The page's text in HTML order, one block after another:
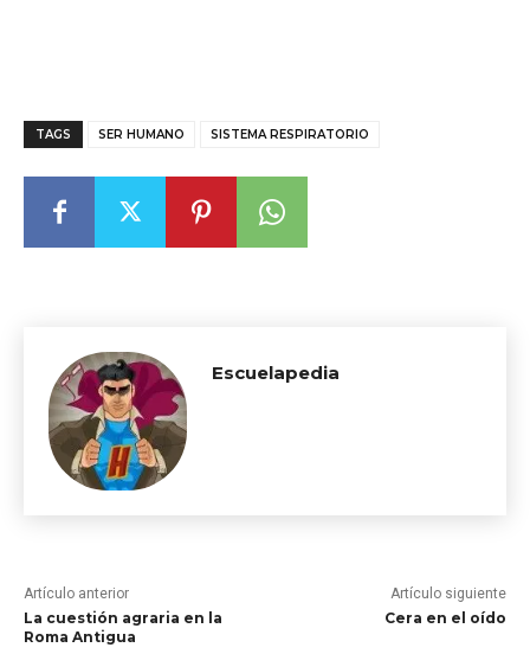
TAGS SER HUMANO SISTEMA RESPIRATORIO
Escuelapedia
Artículo anterior
La cuestión agraria en la
Roma Antigua
Artículo siguiente
Cera en el oído